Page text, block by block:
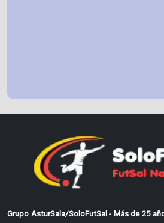
Grupo AsturSala/SoloFutSal - Más de 25